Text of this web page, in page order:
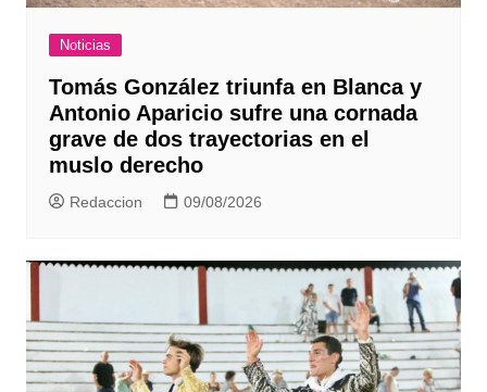
Noticias
Tomás González triunfa en Blanca y
Antonio Aparicio sufre una cornada
grave de dos trayectorias en el
muslo derecho
Redaccion 09/08/2026